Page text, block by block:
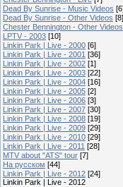
Dead By Sunrise - Music Videos
Dead By Sunrise - Other Videos [8]
Chester Bennington - Other Videos
LPTV - 2003 [10]
Linkin Park | Live - 2000 [6]
Linkin Park | Live - 2001 [36]
Linkin Park | Live - 2002 [1]
Linkin Park | Live - 2003 [22]
Linkin Park | Live - 2004 [16]
Linkin Park | Live - 2005 [2]
Linkin Park | Live - 2006 [3]
Linkin Park | Live - 2007 [30]
Linkin Park | Live - 2008 [19]
Linkin Park | Live - 2009 [29]
Linkin Park | Live - 2010 [29]
Linkin Park | Live - 2011 [28]
MTV about "ATS" tour [7]
На русском [44]
Linkin Park | Live - 2012 [24]
Linkin Park | Live - 2012